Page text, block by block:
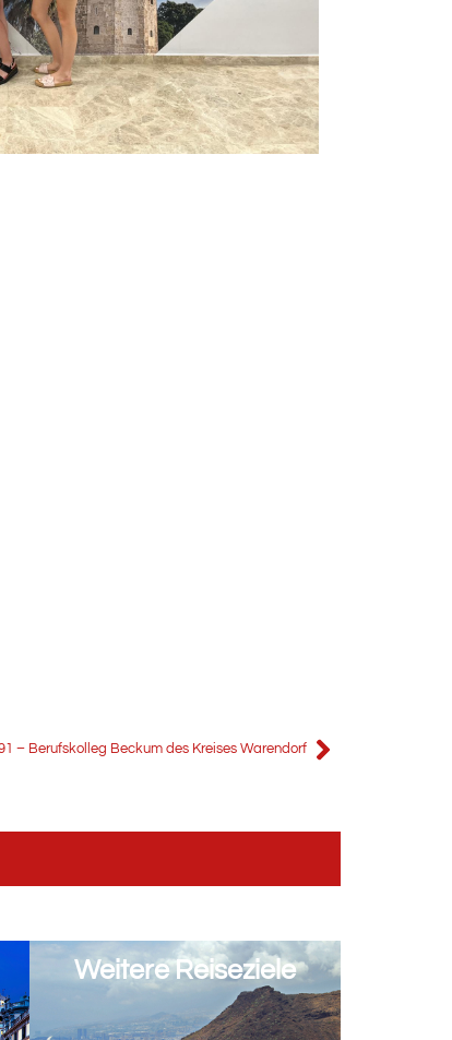
– Berufskolleg Beckum des Kreises Warendorf
Weitere Reiseziele